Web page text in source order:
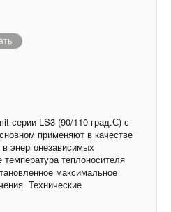
серии LS3 (90/110 град.С) с
применяют в качестве
энергонезависимых
температура теплоносителя
максимальное
Технические